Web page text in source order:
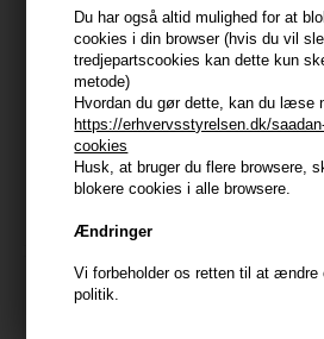
Du har også altid mulighed for at
cookies i din browser (hvis du vil
tredjepartscookies kan dette kun
metode)
Hvordan du gør dette, kan du læse
https://erhvervsstyrelsen.dk/
cookies
Husk, at bruger du flere browsere,
blokere cookies i alle browsere.
Ændringer
Vi forbeholder os retten til at ændre
politik.
Wella SP Balance Scalp
Energy Serum 100ml
188,00 DKK